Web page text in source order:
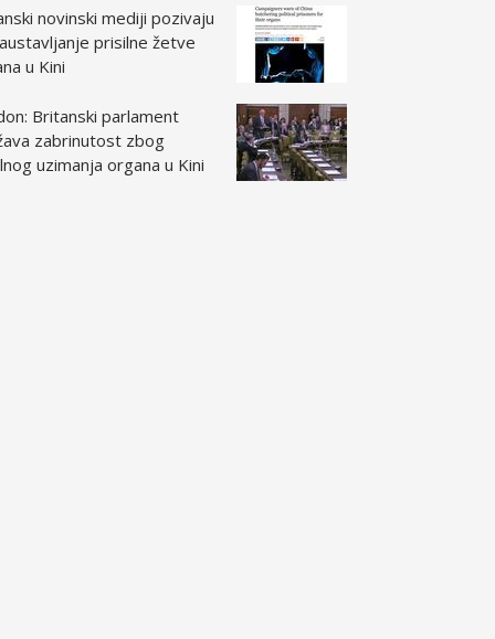
novinski mediji pozivaju
prisilne žetve
u Kini
Britanski parlament
zabrinutost zbog
uzimanja organa u Kini